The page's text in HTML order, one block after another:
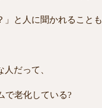
」と人に聞かれることも
だって、
で老化している?